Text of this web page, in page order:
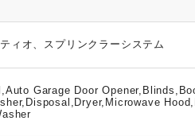
ィオ、スプリンクラーシステム
Garage Door